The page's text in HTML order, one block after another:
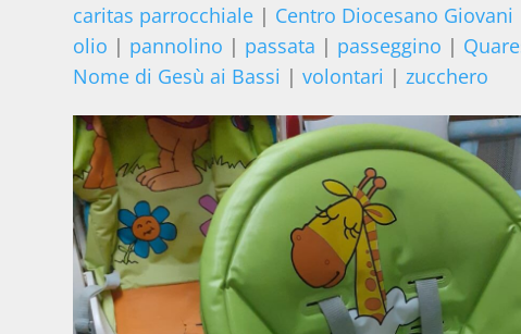
caritas parrocchiale | Centro Diocesano Giovani
olio | pannolino | passata | passeggino |
Nome di Gesù ai Bassi |volontari |zucchero